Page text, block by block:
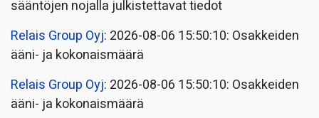
sääntöjen nojalla julkistettavat tiedot
Relais Group Oyj: 2026-08-06 15:50:10: Osakkeiden
ääni- ja kokonaismäärä
Relais Group Oyj: 2026-08-06 15:50:10: Osakkeiden
ääni- ja kokonaismäärä